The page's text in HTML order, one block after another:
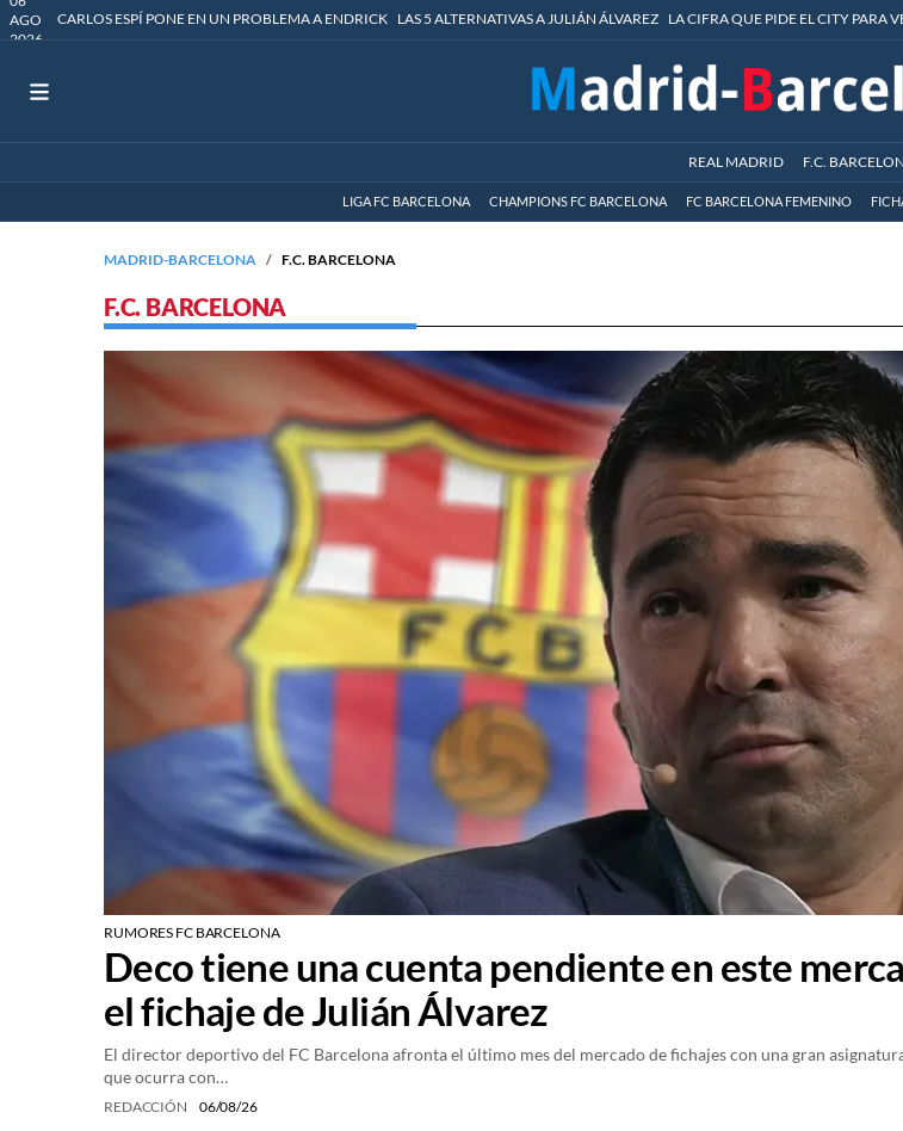
AGO
2026
CARLOS ESPÍ PONE EN UN PROBLEMA A ENDRICK LAS 5 ALTERNATIVAS A JULIÁN ÁLVAREZ LA CIFRA QUE PIDE EL CITY PARA
REAL MADRID F.C.
LIGA FC BARCELONA CHAMPIONS FC BARCELONA FC BARCELONA FEMENINO
MADRID-BARCELONA F.C. BARCELONA
F.C. BARCELONA
RUMORES FC BARCELONA
Deco tiene una cuenta pendiente en este
el fichaje de Julián Álvarez
El director deportivo del FC Barcelona afronta el último mes del mercado de fichajes con una gran
que ocurra con…
REDACCIÓN 06/08/26